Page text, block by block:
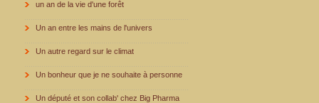
un an de la vie d'une forêt
Un an entre les mains de l'univers
Un autre regard sur le climat
Un bonheur que je ne souhaite à personne
Un député et son collab' chez Big Pharma